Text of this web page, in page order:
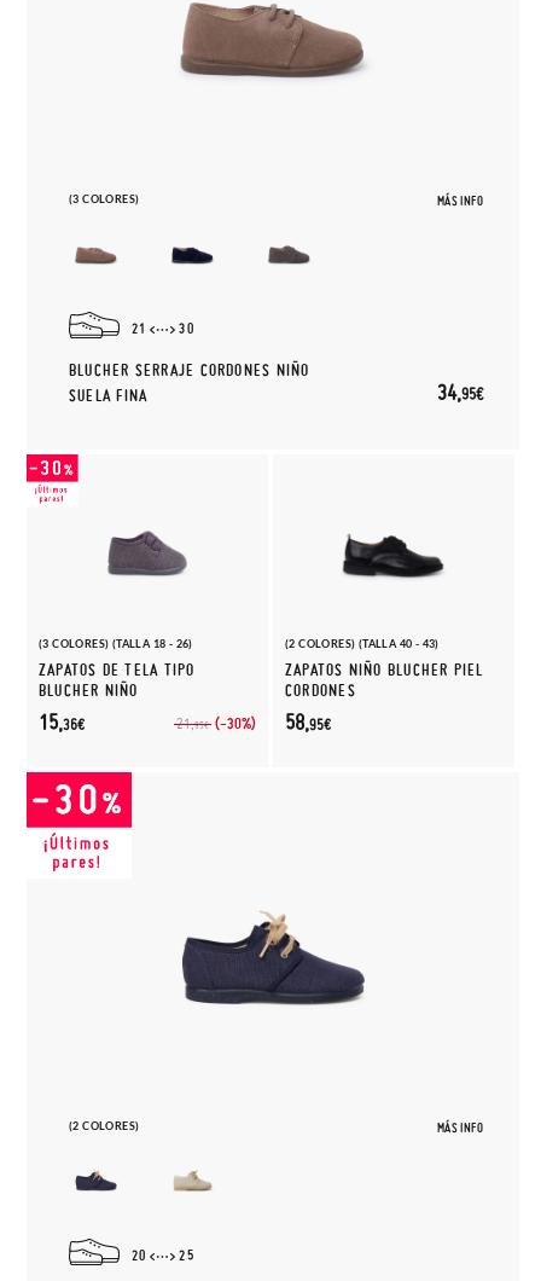
(3 COLORES) MÁS INFO
21 30
BLUCHER SERRAJE CORDONES NIÑO
SUELA FINA
34,95€
(3 COLORES) (TALLA 18 - 26)
ZAPATOS DE TELA TIPO
BLUCHER NIÑO
21,95€ (-30%)
15,36€
(2 COLORES) (TALLA 40 - 43)
ZAPATOS NIÑO BLUCHER PIEL
CORDONES
58,95€
(2 COLORES) MÁS INFO
20 25